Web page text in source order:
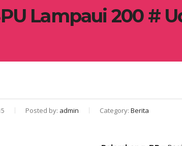
Lampaui 200 #
Posted by: admin Category: Berita